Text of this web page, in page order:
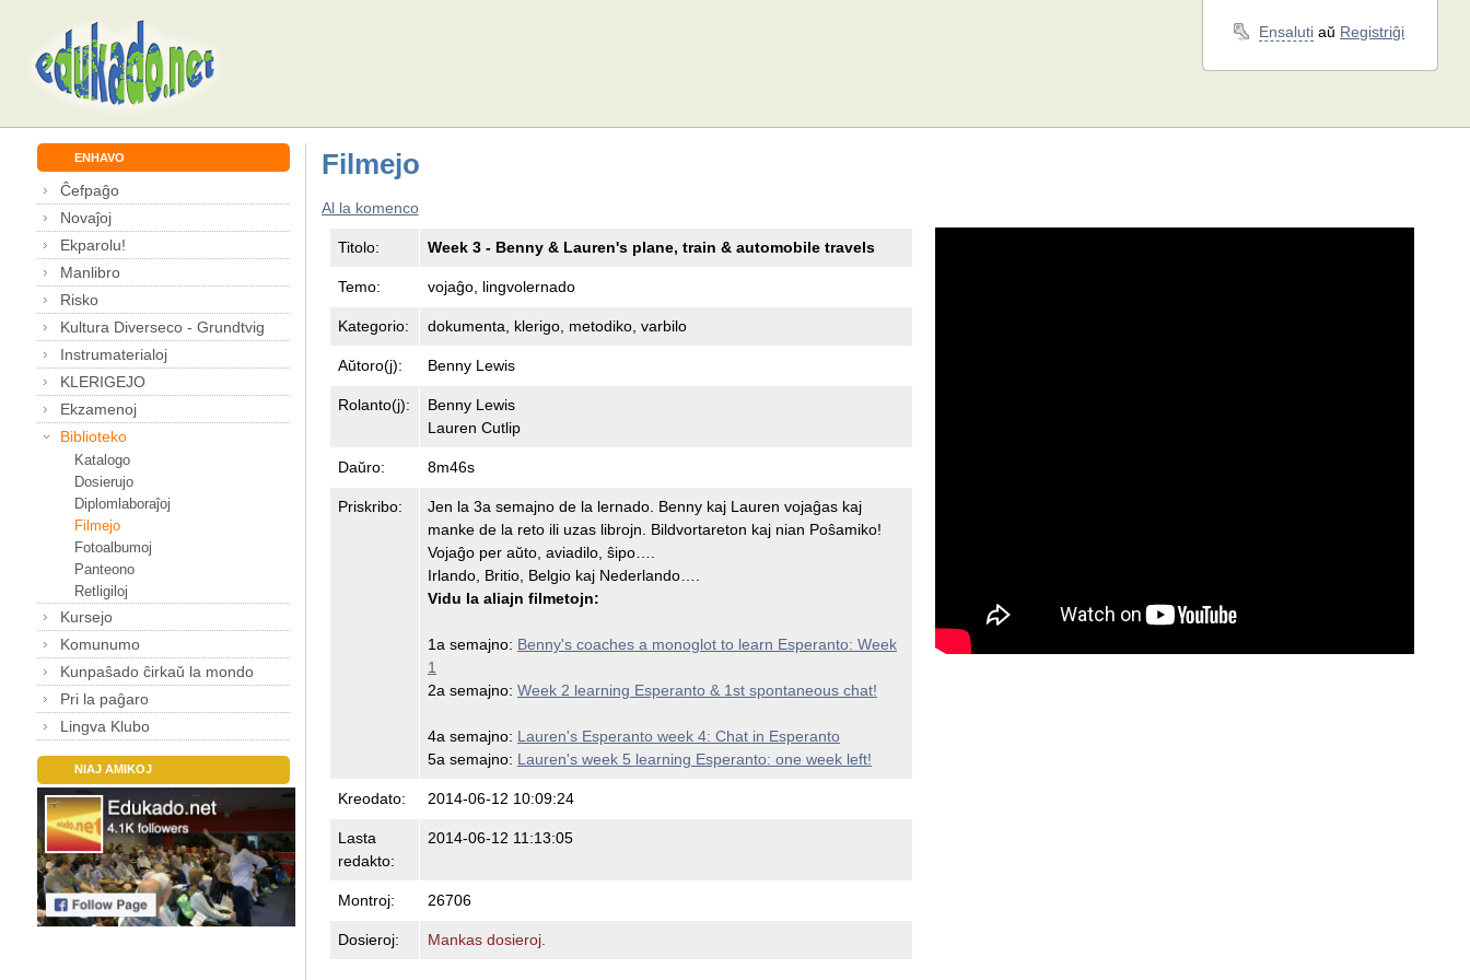
Ensaluti aŭ Registriĝi
ENHAVO
Ĉefpaĝo
Novaĵoj
Ekparolu!
Manlibro
Risko
Kultura Diverseco - Grundtvig
Instrumaterialoj
KLERIGEJO
Ekzamenoj
Biblioteko
Katalogo
Dosierujo
Diplomlaboraĵoj
Filmejo
Fotoalbumoj
Panteono
Retligiloj
Kursejo
Komunumo
Kunpaŝado ĉirkaŭ la mondo
Pri la paĝaro
Lingva Klubo
NIAJ AMIKOJ
Filmejo
Al la komenco
Titolo: Week 3 - Benny & Lauren's plane, train & automobile travels
Temo: vojaĝo, lingvolernado
Kategorio: dokumenta, klerigo, metodiko, varbilo
Aŭtoro(j): Benny Lewis
Rolanto(j):
Benny Lewis
Lauren Cutlip
Daŭro: 8m46s
Priskribo:
Jen la 3a semajno de la lernado. Benny kaj Lauren vojaĝas kaj
manke de la reto ili uzas librojn. Bildvortareton kaj nian Poŝamiko!
Vojaĝo per aŭto, aviadilo, ŝipo….
Irlando, Britio, Belgio kaj Nederlando….
Vidu la aliajn filmetojn:
1a semajno: Benny's coaches a monoglot to learn Esperanto: Week
1
2a semajno: Week 2 learning Esperanto & 1st spontaneous chat!
4a semajno: Lauren's Esperanto week 4: Chat in Esperanto
5a semajno: Lauren's week 5 learning Esperanto: one week left!
Kreodato: 2014-06-12 10:09:24
Lasta
redakto:
2014-06-12 11:13:05
Montroj: 26706
Dosieroj: Mankas dosieroj.